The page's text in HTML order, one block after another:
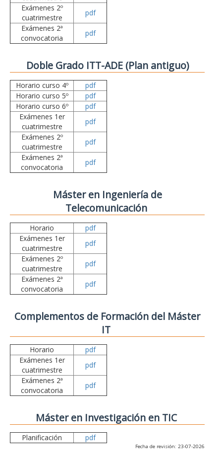
Exámenes 2º
cuatrimestre
pdf
Exámenes 2ª
convocatoria
pdf
Doble Grado ITT-ADE (Plan antiguo)
Horario curso 4º
pdf
Horario curso 5º
pdf
Horario curso 6º
pdf
Exámenes 1er
cuatrimestre
pdf
Exámenes 2º
cuatrimestre
pdf
Exámenes 2ª
convocatoria
pdf
Máster en Ingeniería de
Telecomunicación
Horario
pdf
Exámenes 1er
cuatrimestre
pdf
Exámenes 2º
cuatrimestre
pdf
Exámenes 2ª
convocatoria
pdf
Complementos de Formación del Máster
IT
Horario
pdf
Exámenes 1er
cuatrimestre
pdf
Exámenes 2ª
convocatoria
pdf
Máster en Investigación en TIC
Planificación pdf
Fecha de revisión: 23-07-2026